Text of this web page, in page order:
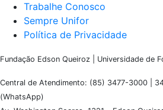
Trabalhe Conosco
Sempre Unifor
Política de Privacidade
Fundação Edson Queiroz | Universidade de
Central de Atendimento: (85) 3477-3000 |
(WhatsApp)